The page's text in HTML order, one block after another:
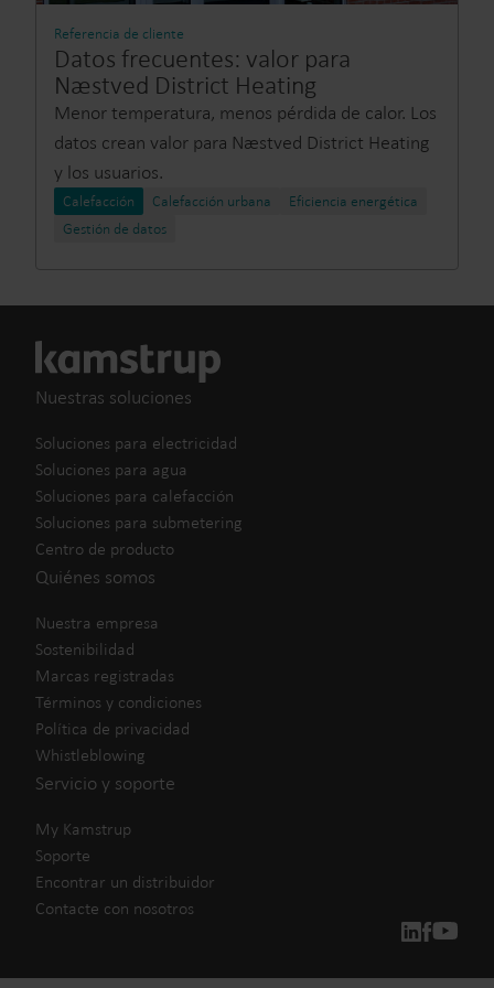
Referencia de cliente
Datos frecuentes: valor para
Næstved District Heating
Menor temperatura, menos pérdida de calor. Los
datos crean valor para Næstved District Heating
y los usuarios.
Calefacción Calefacción urbana
Eficiencia energética
Gestión de datos
Nuestras soluciones
Soluciones para electricidad
Soluciones para agua
Soluciones para calefacción
Soluciones para submetering
Centro de producto
Quiénes somos
Nuestra empresa
Sostenibilidad
Marcas registradas
Términos y condiciones
Política de privacidad
Whistleblowing
Servicio y soporte
My Kamstrup
Soporte
Encontrar un distribuidor
Contacte con nosotros